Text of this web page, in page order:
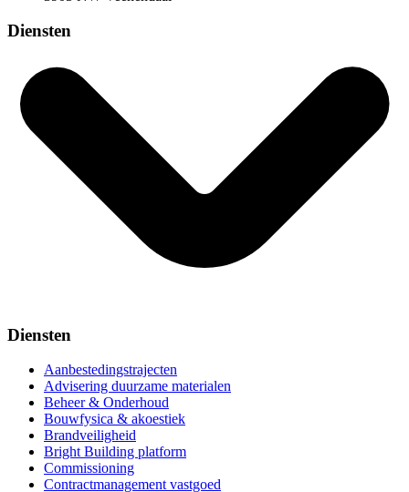
Diensten
Diensten
Aanbestedingstrajecten
Advisering duurzame materialen
Beheer & Onderhoud
Bouwfysica & akoestiek
Brandveiligheid
Bright Building platform
Commissioning
Contractmanagement vastgoed